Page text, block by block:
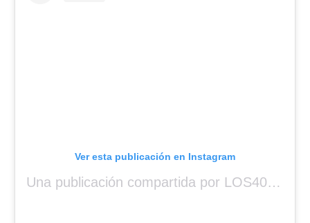
Ver esta publicación en Instagram
Una publicación compartida por LOS40 Panamá (@los40panama)